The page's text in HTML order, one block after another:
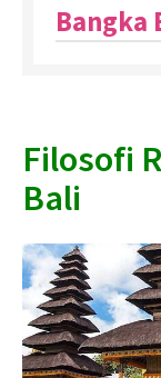
Bangka
Filosofi
Bali